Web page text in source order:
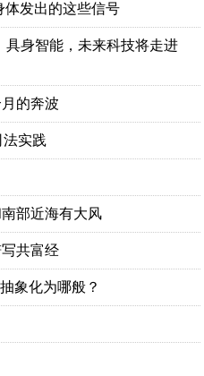
体发出的这些信号
具身智能，未来科技将走进
的奔波
实践
部近海有大风
写共富经
象化为哪般？